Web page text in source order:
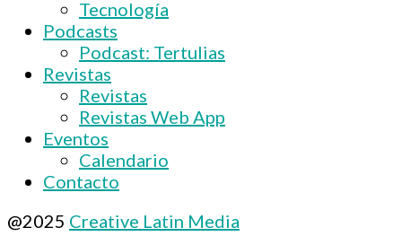
Tecnología
Podcasts
Podcast: Tertulias
Revistas
Revistas
Revistas Web App
Eventos
Calendario
Contacto
@2025 Creative Latin Media